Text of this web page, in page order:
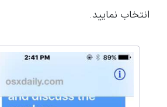
انتخاب نمایید.